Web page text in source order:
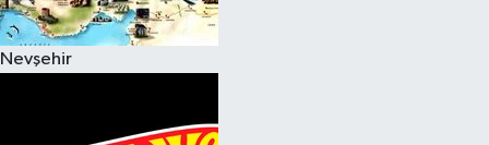
Nevşehir